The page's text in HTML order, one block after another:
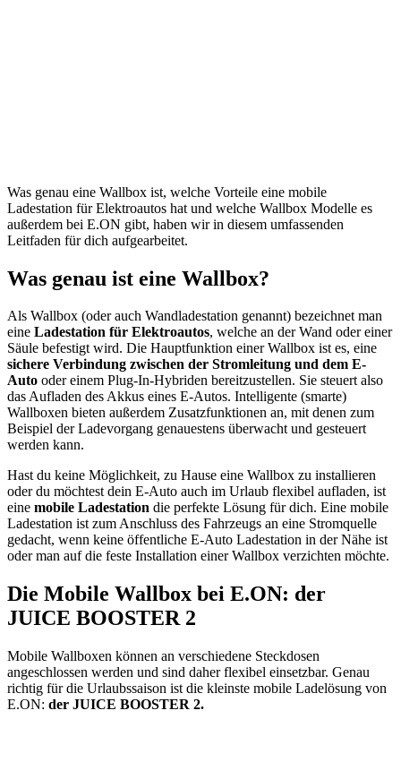
Was genau eine Wallbox ist, welche Vorteile eine mobile
Ladestation für Elektroautos hat und welche Wallbox Modelle es
außerdem bei E.ON gibt, haben wir in diesem umfassenden
Leitfaden für dich aufgearbeitet.
Was genau ist eine Wallbox?
Als Wallbox (oder auch Wandladestation genannt) bezeichnet man
eine Ladestation für Elektroautos, welche an der Wand oder einer
Säule befestigt wird. Die Hauptfunktion einer Wallbox ist es, eine
sichere Verbindung zwischen der Stromleitung und dem E-
Auto oder einem Plug-In-Hybriden bereitzustellen. Sie steuert also
das Aufladen des Akkus eines E-Autos. Intelligente (smarte)
Wallboxen bieten außerdem Zusatzfunktionen an, mit denen zum
Beispiel der Ladevorgang genauestens überwacht und gesteuert
werden kann.
Hast du keine Möglichkeit, zu Hause eine Wallbox zu installieren
oder du möchtest dein E-Auto auch im Urlaub flexibel aufladen, ist
eine mobile Ladestation die perfekte Lösung für dich. Eine mobile
Ladestation ist zum Anschluss des Fahrzeugs an eine Stromquelle
gedacht, wenn keine öffentliche E-Auto Ladestation in der Nähe ist
oder man auf die feste Installation einer Wallbox verzichten möchte.
Die Mobile Wallbox bei E.ON: der
JUICE BOOSTER 2
Mobile Wallboxen können an verschiedene Steckdosen
angeschlossen werden und sind daher flexibel einsetzbar. Genau
richtig für die Urlaubssaison ist die kleinste mobile Ladelösung von
E.ON: der JUICE BOOSTER 2.